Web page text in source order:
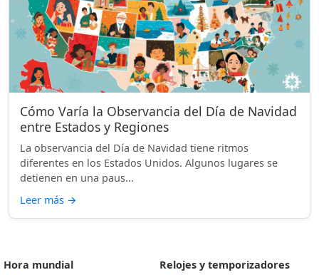
Cómo Varía la Observancia del Día de Navidad
entre Estados y Regiones
La observancia del Día de Navidad tiene ritmos
diferentes en los Estados Unidos. Algunos lugares se
detienen en una paus...
Leer más →
Hora mundial
Relojes y temporizadores